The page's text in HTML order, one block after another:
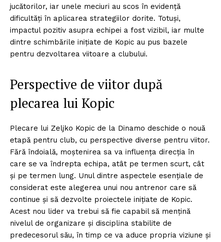
jucătorilor, iar unele meciuri au scos în evidență
dificultăți în aplicarea strategiilor dorite. Totuși,
impactul pozitiv asupra echipei a fost vizibil, iar multe
dintre schimbările inițiate de Kopic au pus bazele
pentru dezvoltarea viitoare a clubului.
Perspective de viitor după
plecarea lui Kopic
Plecare lui Zeljko Kopic de la Dinamo deschide o nouă
etapă pentru club, cu perspective diverse pentru viitor.
Fără îndoială, moștenirea sa va influența direcția în
care se va îndrepta echipa, atât pe termen scurt, cât
și pe termen lung. Unul dintre aspectele esențiale de
considerat este alegerea unui nou antrenor care să
continue și să dezvolte proiectele inițiate de Kopic.
Acest nou lider va trebui să fie capabil să mențină
nivelul de organizare și disciplina stabilite de
predecesorul său, în timp ce va aduce propria viziune și